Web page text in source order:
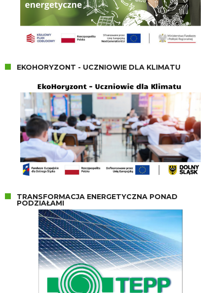
EKOHORYZONT - UCZNIOWIE DLA KLIMATU
TRANSFORMACJA ENERGETYCZNA PONAD
PODZIAŁAMI